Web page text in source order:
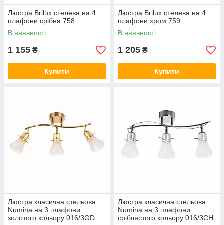
Люстра Brilux cтелева на 4
плафони срібна 758
В наявності
1 155 ₴
Купити
Люстра Brilux cтелева на 4
плафони хром 759
В наявності
1 205 ₴
Купити
Люстра класична стельова
Numina на 3 плафони
золотого кольору 016/3GD
Люстра класична стельова
Numina на 3 плафони
сріблястого кольору 016/3CH